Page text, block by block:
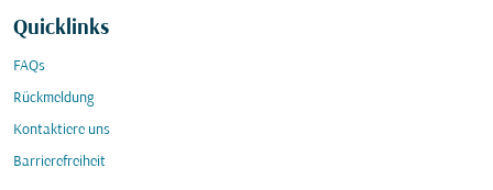
Quicklinks
FAQs
Rückmeldung
Kontaktiere uns
Barrierefreiheit